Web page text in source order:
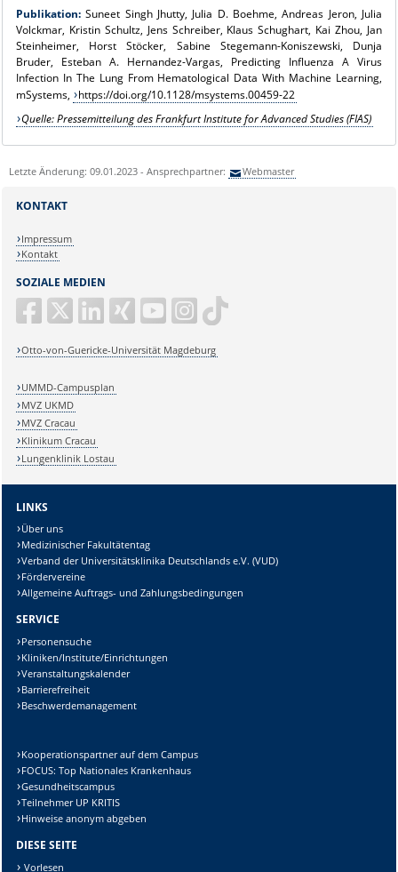
Publikation:Suneet Singh Jhutty, Julia D. Boehme, Andreas Jeron, Julia
Volckmar, Kristin Schultz, Jens Schreiber, Klaus Schughart, Kai Zhou, Jan
Steinheimer, Horst Stöcker, Sabine Stegemann-Koniszewski, Dunja
Bruder, Esteban A. Hernandez-Vargas, Predicting Inﬂuenza A Virus
Infection In The Lung From Hematological Data With Machine Learning,
mSystems,
https://doi.org/10.1128/msystems.00459-22
Quelle: Pressemitteilung des Frankfurt Institute for Advanced Studies (FIAS)
Letzte Änderung: 09.01.2023 - Ansprechpartner: Webmaster
SOZIALE MEDIEN
Otto-von-Guericke-Universität Magdeburg
KONTAKT
Impressum
Kontakt
UMMD-Campusplan
MVZ UKMD
MVZ Cracau
Klinikum Cracau
Lungenklinik Lostau
LINKS
Über uns
Medizinischer Fakultätentag
Verband der Universitätsklinika Deutschlands e.V. (VUD)
Fördervereine
Allgemeine Auftrags- und Zahlungsbedingungen
SERVICE
Personensuche
Kliniken/Institute/Einrichtungen
Veranstaltungskalender
Barrierefreiheit
Beschwerdemanagement
Kooperationspartner auf dem Campus
FOCUS: Top Nationales Krankenhaus
Gesundheitscampus
Teilnehmer UP KRITIS
Hinweise anonym abgeben
DIESE SEITE
Vorlesen